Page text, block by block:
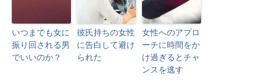
いつまでも女に
振り回される男
でいいのか？
彼氏持ちの女性
に告白して避け
られた
女性へのアプロ
ーチに時間をか
け過ぎるとチャ
ンスを逃す